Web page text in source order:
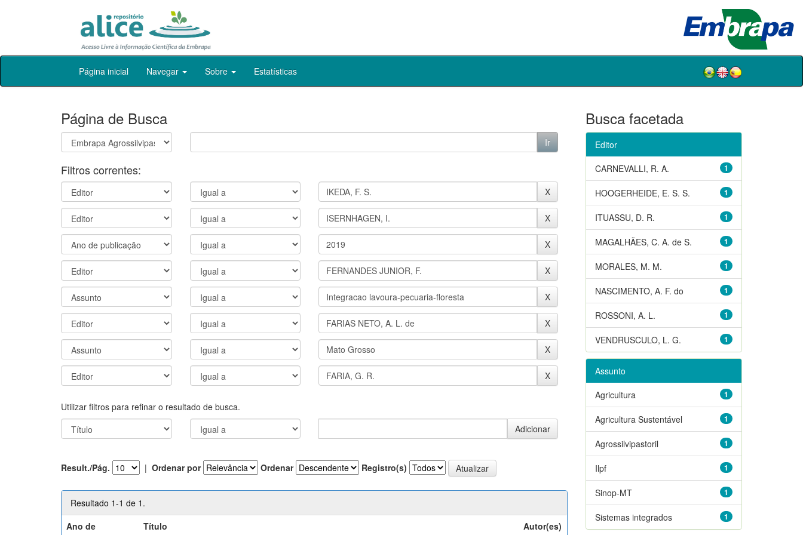
Skip
Página inicial Navegar Sobre Estatísticas
Página de Busca
Filtros correntes:
Utilizar filtros para refinar o resultado de busca.
Result./Pág. | Ordenar por Ordenar Registro(s)
Resultado 1-1 de 1.
Ano de
Título Autor(es)
Busca facetada
Editor
1
CARNEVALLI, R. A.
1
HOOGERHEIDE, E. S. S.
1
ITUASSU, D. R.
1
MAGALHÃES, C. A. de S.
1
MORALES, M. M.
1
NASCIMENTO, A. F. do
1
ROSSONI, A. L.
1
VENDRUSCULO, L. G.
Assunto
1
Agricultura
1
Agricultura Sustentável
1
Agrossilvipastoril
1
Ilpf
1
Sinop-MT
1
Sistemas integrados